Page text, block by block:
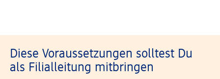
Diese Voraussetzungen solltest Du
als Filialleitung mitbringen